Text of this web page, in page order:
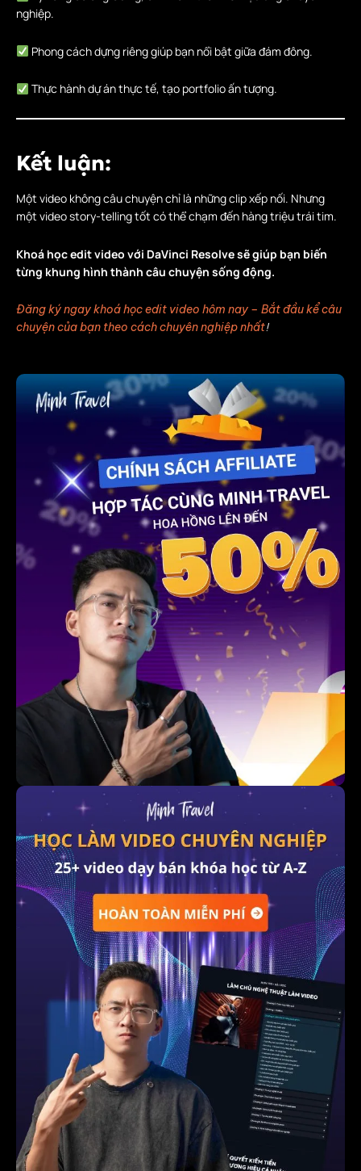
nghiệp.
Phong cách dựng riêng giúp bạn nổi bật giữa đám đông.
Thực hành dự án thực tế, tạo portfolio ấn tượng.
Kết luận:
Một video không câu chuyện chỉ là những clip xếp nối. Nhưng
một video story-telling tốt có thể chạm đến hàng triệu trái tim.
Khoá học edit video với DaVinci Resolve sẽ giúp bạn biến
từng khung hình thành câu chuyện sống động.
Đăng ký ngay khoá học edit video hôm nay – Bắt đầu kể câu
chuyện của bạn theo cách chuyên nghiệp nhất!